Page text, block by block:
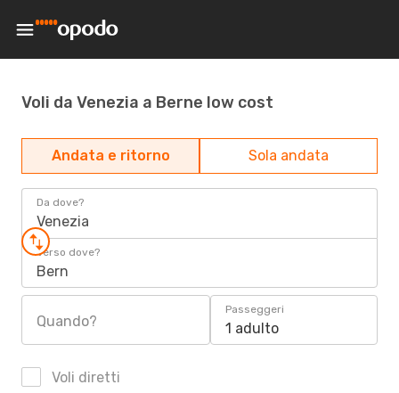
Voli da Venezia a Berne low cost
Andata e ritorno Sola andata
Da dove?
Venezia
Verso dove?
Bern
Quando?
Passeggeri
1 adulto
Voli diretti